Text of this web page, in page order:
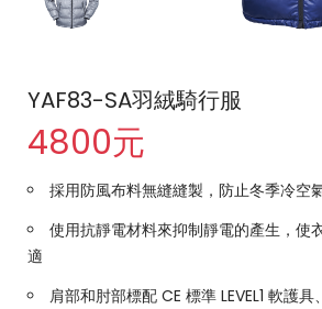
YAF83-SA羽絨騎行服
4800元
採用防風布料無縫縫製，防止冬季冷空
使用抗靜電材料來抑制靜電的產生，使
適
肩部和肘部標配 CE 標準 LEVEL1 軟護